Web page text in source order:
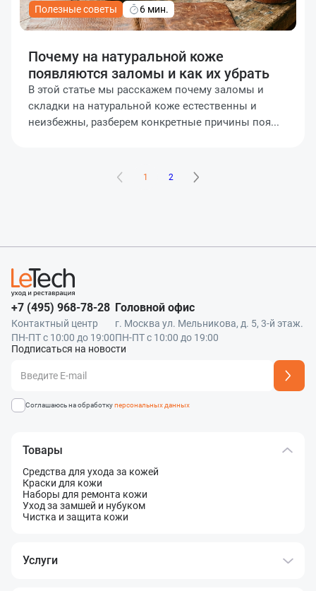
Полезные советы 6 мин.
Почему на натуральной коже
появляются заломы и как их убрать
В этой статье мы расскажем почему заломы и
складки на натуральной коже естественны и
неизбежны, разберем конкретные причины поя...
1 2
+7 (495) 968-78-28
Контактный центр
ПН-ПТ с 10:00 до 19:00
Головной офис
г. Москва ул. Мельникова, д. 5, 3-й этаж.
ПН-ПТ с 10:00 до 19:00
Подписаться на новости
Адрес подписки успешно добавлен
Соглашаюсь на обработкуперсональных данных
Товары
Средства для ухода за кожей
Краски для кожи
Наборы для ремонта кожи
Уход за замшей и нубуком
Чистка и защита кожи
Услуги